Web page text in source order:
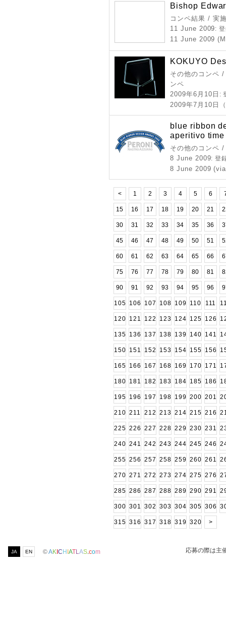
Bishop
コンペ結果 / 実
11 June 2009:
11 June 2009
KOKUYO
その他のコンペ
ンペ
2009年6月10日 :
2009年7月10日
blue ribbon
aperitivo time
その他のコンペ
8 June 2009: 登
8 June 2009
< 1 2 3 4 5 6
15 16 17 18 19 20 21
30 31 32 33 34 35 36
45 46 47 48 49 50 51
60 61 62 63 64 65 66
75 76 77 78 79 80 81
90 91 92 93 94 95 96
105 106 107 108 109 110 111
120 121 122 123 124 125 126
135 136 137 138 139 140 141
150 151 152 153 154 155 156
165 166 167 168 169 170 171
180 181 182 183 184 185 186
195 196 197 198 199 200 201
210 211 212 213 214 215 216
225 226 227 228 229 230 231
240 241 242 243 244 245 246
255 256 257 258 259 260 261
270 271 272 273 274 275 276
285 286 287 288 289 290 291
300 301 302 303 304 305 306
315 316 317 318 319 320 >
JA EN ©AK C H ATLAS.com 応募の際は主